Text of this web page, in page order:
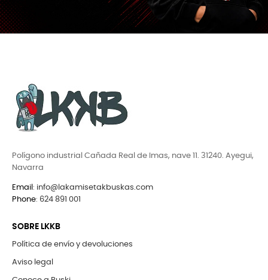
Polígono industrial Cañada Real de Imas, nave 11. 31240. Ayegui,
Navarra
Email : info@lakamisetakbuskas.com
Phone: 624 891 001
SOBRE LKKB
Política de envío y devoluciones
Aviso legal